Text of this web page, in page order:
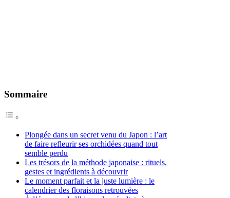
Sommaire
Plongée dans un secret venu du Japon : l’art
de faire refleurir ses orchidées quand tout
semble perdu
Les trésors de la méthode japonaise : rituels,
gestes et ingrédients à découvrir
Le moment parfait et la juste lumière : le
calendrier des floraisons retrouvées